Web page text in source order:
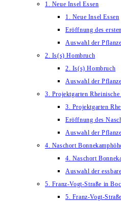
1. Neue Insel Essen
1. Neue Insel Essen
Eröffnung des
Auswahl der
2. Is(s) Hombruch
2. Is(s) Hombruch
Auswahl der
3. Projektgarten
3. Projektgarten
Eröffnung des
Auswahl der
4. Naschort
4. Naschort
Auswahl der
5. Franz-Vogt-Straße in
5. Franz-Vogt-